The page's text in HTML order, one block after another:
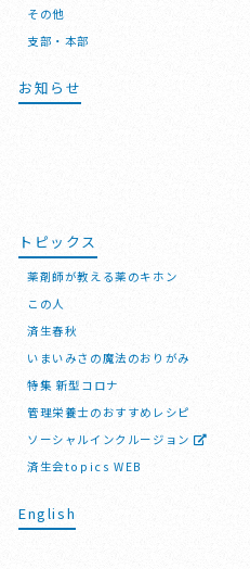
その他
支部・本部
お知らせ
トピックス
薬剤師が教える薬のキホン
この人
済生春秋
いまいみさの魔法のおりがみ
特集 新型コロナ
管理栄養士のおすすめレシピ
ソーシャルインクルージョン
済生会topics WEB
English